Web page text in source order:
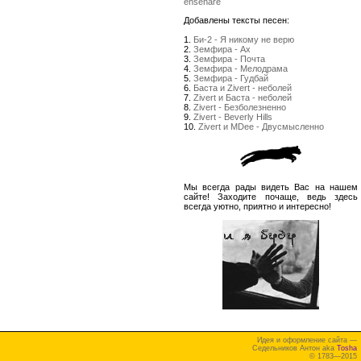
Добавлены тексты песен:
1. Би-2 - Я никому не верю
2. Земфира - Ах
3. Земфира - Почта
4. Земфира - Мелодрама
5. Земфира - Гудбай
6. Баста и Zivert - неболей
7. Zivert и Баста - неболей
8. Zivert - Безболезненно
9. Zivert - Beverly Hills
10. Zivert и MDee - Двусмысленно
Мы всегда рады видеть Вас на нашем
сайте! Заходите почаще, ведь здесь
всегда уютно, приятно и интересно!
Идея и оформление сайта —
Седельников Антон aka Tosha
© 1783—2015